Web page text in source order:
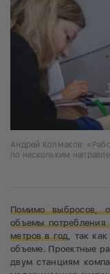
Андрей Колмаков:
по нескольким
Помимо выбросов,
объемы
метров в год, так
объеме. Проектные
двум станциям